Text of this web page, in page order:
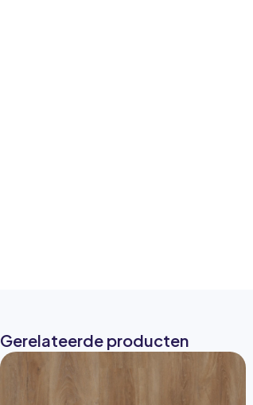
Gerelateerde producten